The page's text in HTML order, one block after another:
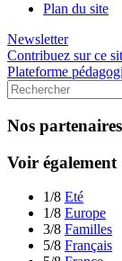
Plan du site
Newsletter
Contribuez sur ce
Plateforme
Nos partenaires
Voir également
1/8 Eté
1/8 Europe
3/8 Familles
5/8 Français